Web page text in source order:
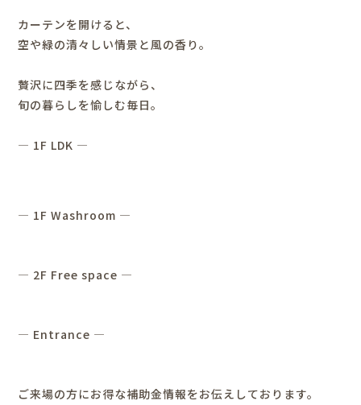
カーテンを開けると、
空や緑の清々しい情景と風の香り。
贅沢に四季を感じながら、
旬の暮らしを愉しむ毎日。
― 1F LDK ―
― 1F Washroom ―
― 2F Free space ―
― Entrance ―
ご来場の方にお得な補助金情報をお伝えしております。